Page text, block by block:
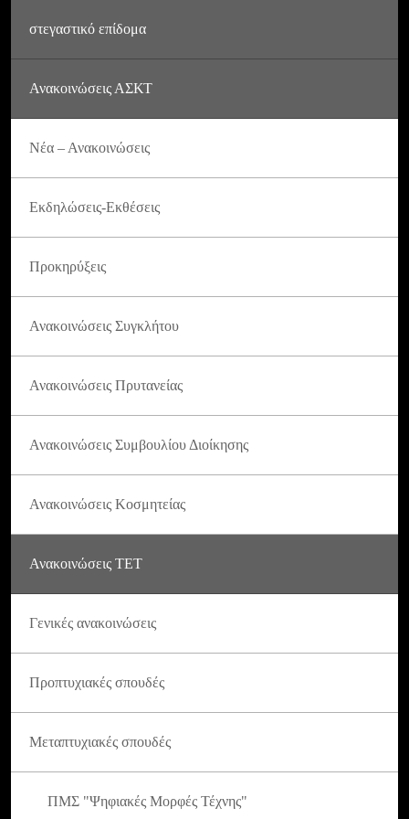
στεγαστικό επίδομα
Ανακοινώσεις ΑΣΚΤ
Νέα – Ανακοινώσεις
Εκδηλώσεις-Εκθέσεις
Προκηρύξεις
Ανακοινώσεις Συγκλήτου
Ανακοινώσεις Πρυτανείας
Ανακοινώσεις Συμβουλίου Διοίκησης
Ανακοινώσεις Κοσμητείας
Ανακοινώσεις ΤΕΤ
Γενικές ανακοινώσεις
Προπτυχιακές σπουδές
Μεταπτυχιακές σπουδές
ΠΜΣ "Ψηφιακές Μορφές Τέχνης"